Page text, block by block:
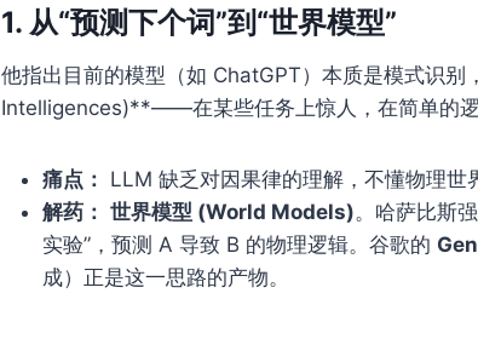
1. 从“预测下个词”到“世界模型”
他指出目前的模型（如 ChatGPT）本质是模式识别
Intelligences)**——在某些任务上惊人，在简单的逻
痛点： LLM 缺乏对因果律的理解，不懂物理世
解药： 世界模型 (World Models)。哈萨比斯
实验”，预测 A 导致 B 的物理逻辑。谷歌的
成）正是这一思路的产物。